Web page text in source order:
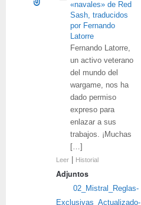
«navales» de Red
Sash, traducidos
por Fernando
Latorre
Fernando Latorre,
un activo veterano
del mundo del
wargame, nos ha
dado permiso
expreso para
enlazar a sus
trabajos. ¡Muchas
[…]
Leer Historial
Adjuntos
02_Mistral_Reglas-
Exclusivas_Actualizado-